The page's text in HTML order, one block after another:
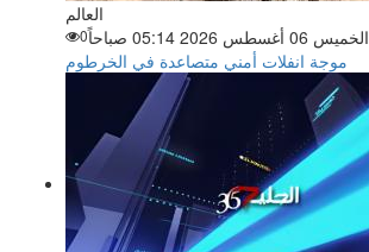
العالم
الخميس 06 أغسطس 2026 05:14 صباحاً
0
موجة انفلات أمني متصاعدة في الخرطوم